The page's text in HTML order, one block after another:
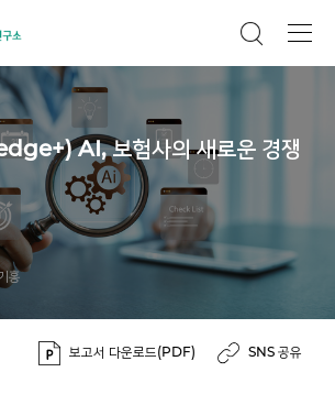
AI, 보험사의 새로운 경쟁
홍
보고서 다운로드(PDF) SNS 공유